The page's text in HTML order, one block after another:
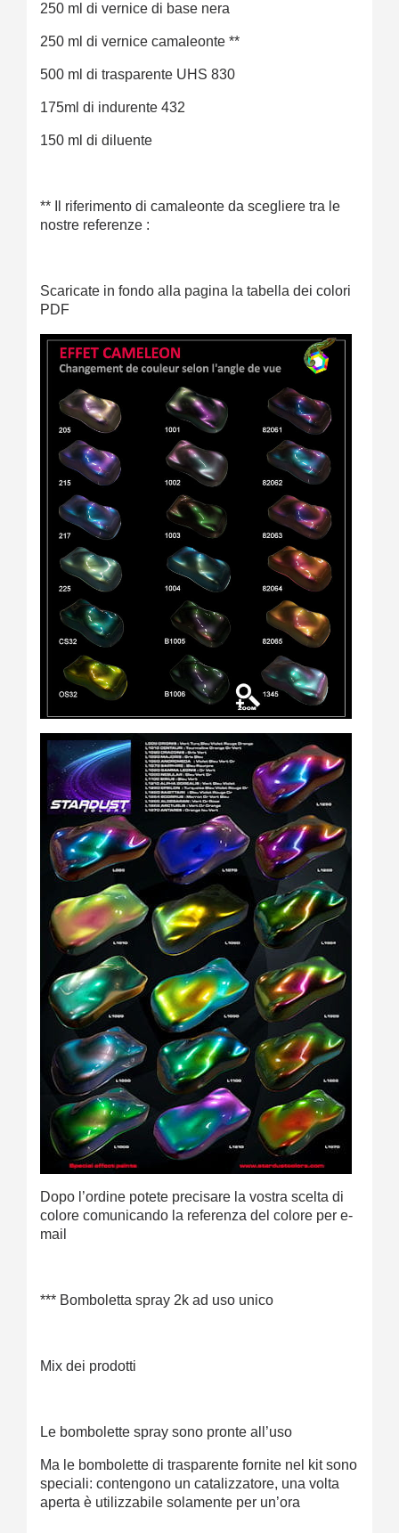
250 ml di vernice di base nera
250 ml di vernice camaleonte **
500 ml di trasparente UHS 830
175ml di indurente 432
150 ml di diluente
** Il riferimento di camaleonte da scegliere tra le
nostre referenze :
Scaricate in fondo alla pagina la tabella dei colori
PDF
Dopo l’ordine potete precisare la vostra scelta di
colore comunicando la referenza del colore per e-
mail
*** Bomboletta spray 2k ad uso unico
Mix dei prodotti
Le bombolette spray sono pronte all’uso
Ma le bombolette di trasparente fornite nel kit sono
speciali: contengono un catalizzatore, una volta
aperta è utilizzabile solamente per un’ora